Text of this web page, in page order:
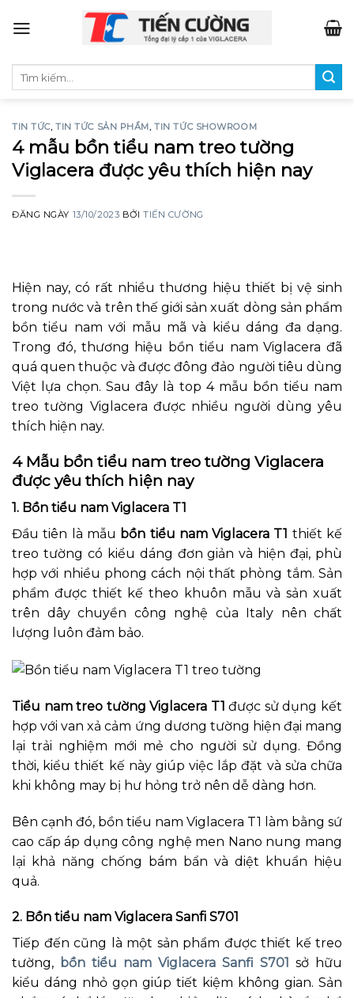
TIN TỨC,TIN TỨC SẢN PHẨM,TIN TỨC SHOWROOM
4 mẫu bồn tiểu nam treo tường
Viglacera được yêu thích hiện nay
ĐĂNG NGÀY 13/10/2023 BỞITIẾN CƯỜNG
Hiện nay, có rất nhiều thương hiệu thiết bị vệ sinh
trong nước và trên thế giới sản xuất dòng sản phẩm
bồn tiểu nam với mẫu mã và kiểu dáng đa dạng.
Trong đó, thương hiệu bồn tiểu nam Viglacera đã
quá quen thuộc và được đông đảo người tiêu dùng
Việt lựa chọn. Sau đây là top 4 mẫu bồn tiểu nam
treo tường Viglacera được nhiều người dùng yêu
thích hiện nay.
4 Mẫu bồn tiểu nam treo tường Viglacera
được yêu thích hiện nay
1. Bồn tiểu nam Viglacera T1
Đầu tiên là mẫu bồn tiểu nam Viglacera T1 thiết kế
treo tường có kiểu dáng đơn giản và hiện đại, phù
hợp với nhiều phong cách nội thất phòng tắm. Sản
phẩm được thiết kế theo khuôn mẫu và sản xuất
trên dây chuyền công nghệ của Italy nên chất
lượng luôn đảm bảo.
Tiểu nam treo tường Viglacera T1 được sử dụng kết
hợp với van xả cảm ứng dương tường hiện đại mang
lại trải nghiệm mới mẻ cho người sử dụng. Đồng
thời, kiểu thiết kế này giúp việc lắp đặt và sửa chữa
khi không may bị hư hỏng trở nên dễ dàng hơn.
Bên cạnh đó, bồn tiểu nam Viglacera T1 làm bằng sứ
cao cấp áp dụng công nghệ men Nano nung mang
lại khả năng chống bám bẩn và diệt khuẩn hiệu
quả.
2. Bồn tiểu nam Viglacera Sanfi S701
Tiếp đến cũng là một sản phẩm được thiết kế treo
tường, bồn tiểu nam Viglacera Sanfi S701 sở hữu
kiểu dáng nhỏ gọn giúp tiết kiệm không gian. Sản